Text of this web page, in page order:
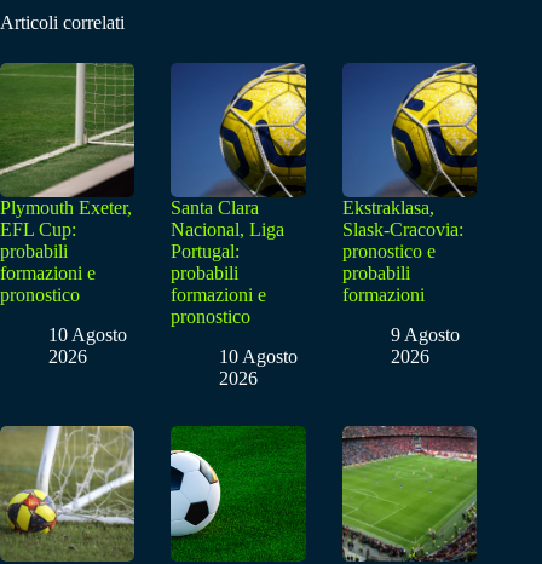
Articoli correlati
Plymouth Exeter,
EFL Cup:
probabili
formazioni e
pronostico
10 Agosto
2026
Santa Clara
Nacional, Liga
Portugal:
probabili
formazioni e
pronostico
10 Agosto
2026
Ekstraklasa,
Slask-Cracovia:
pronostico e
probabili
formazioni
9 Agosto
2026